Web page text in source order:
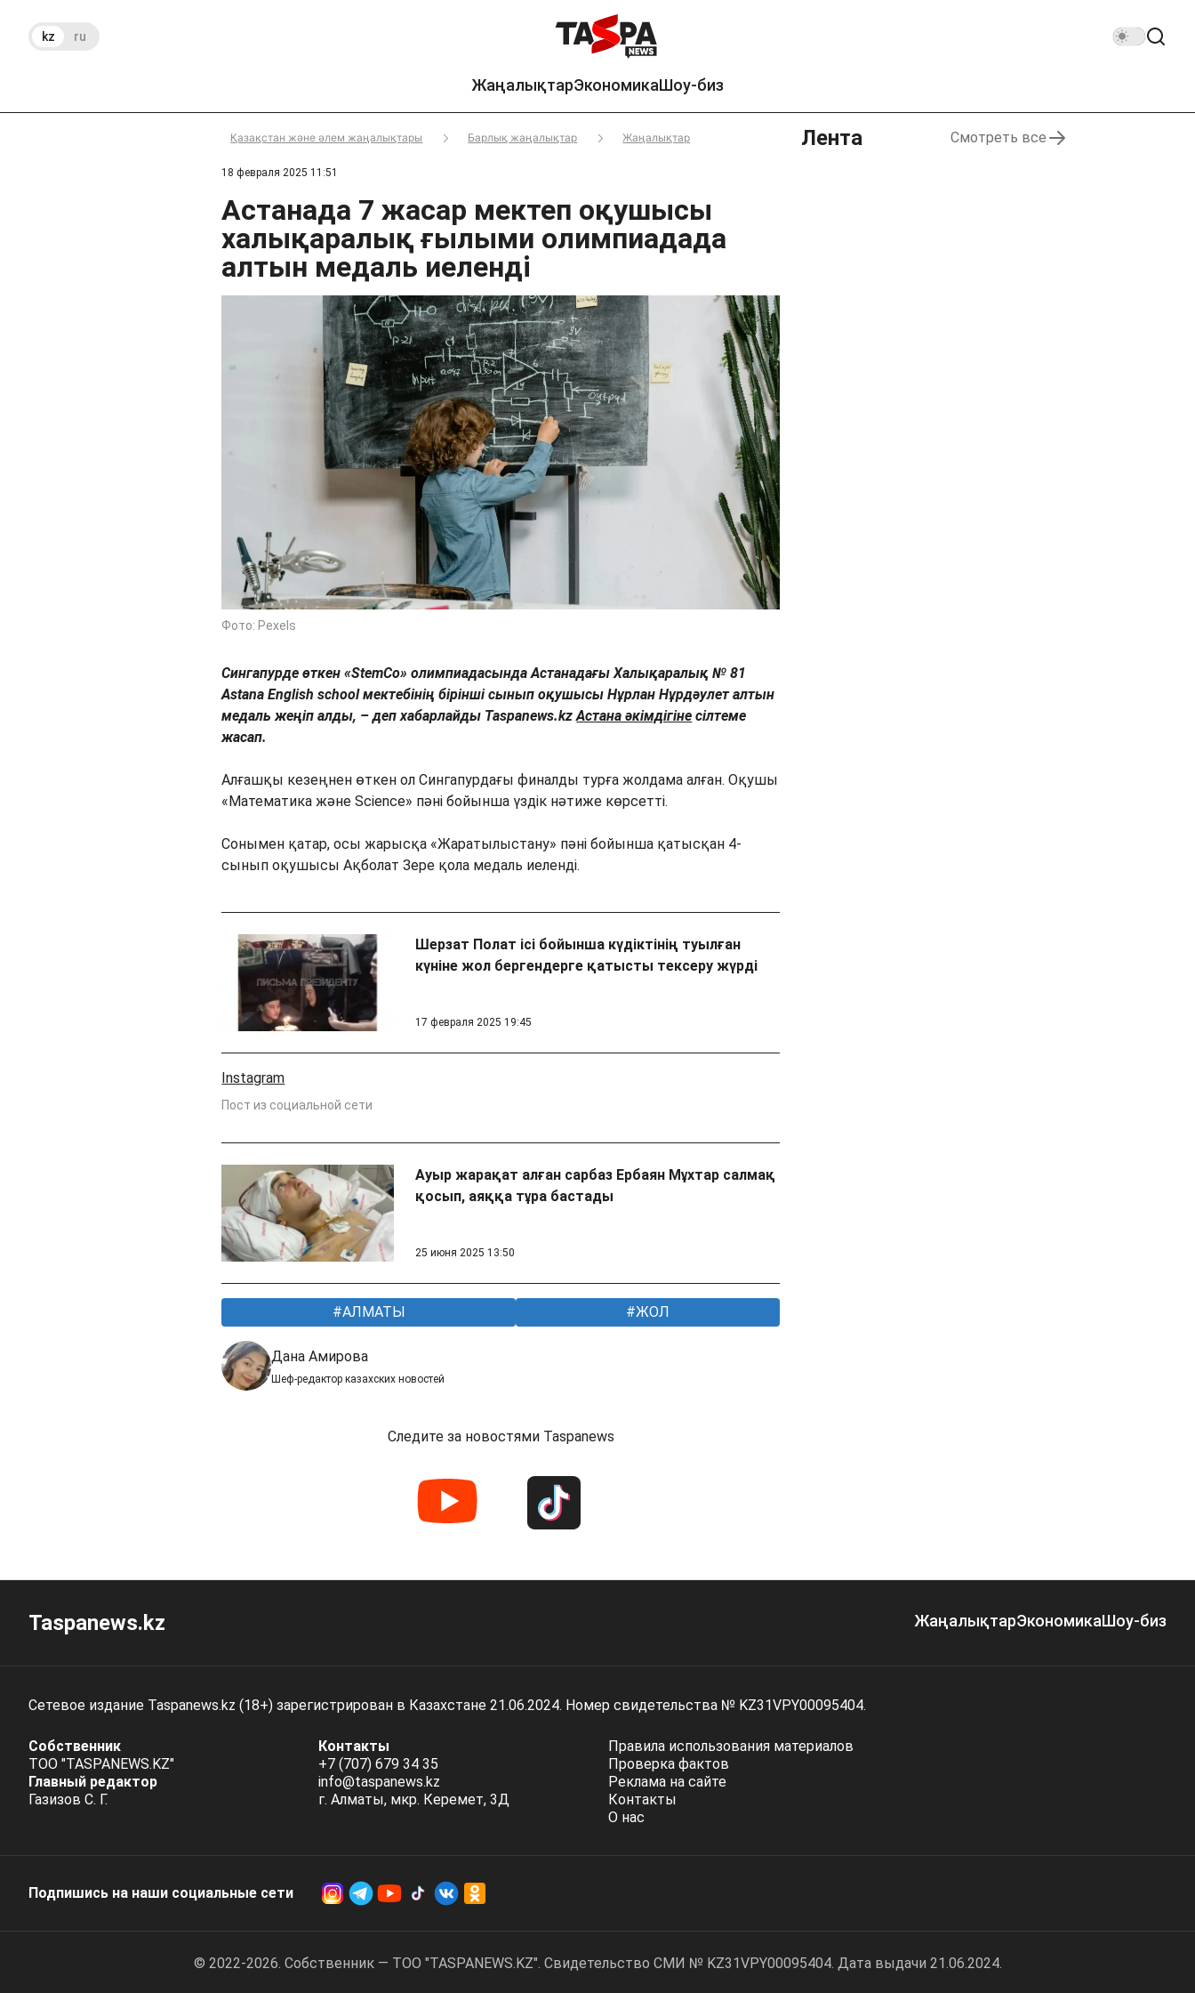
kz ru
ЖаңалықтарЭкономикаШоу-биз
Қазақстан және әлем жаңалықтары Барлық жаңалықтар Жаңалықтар
18 февраля 2025 11:51
Астанада 7 жасар мектеп оқушысы
халықаралық ғылыми олимпиадада
алтын медаль иеленді
Фото: Pexels
Сингапурде өткен «StemCо» олимпиадасында Астанадағы Халықаралық № 81
Astana English school мектебінің бірінші сынып оқушысы Нұрлан Нұрдәулет алтын
медаль жеңіп алды, – деп хабарлайды Taspanews.kzАстана әкімдігіне сілтеме
жасап.
Алғашқы кезеңнен өткен ол Сингапурдағы финалды турға жолдама алған. Оқушы
«Математика және Science» пәні бойынша үздік нәтиже көрсетті.
Сонымен қатар, осы жарысқа «Жаратылыстану» пәні бойынша қатысқан 4-
сынып оқушысы Ақболат Зере қола медаль иеленді.
Шерзат Полат ісі бойынша күдіктінің туылған
күніне жол бергендерге қатысты тексеру жүрді
17 февраля 2025 19:45
Instagram
Пост из социальной сети
Ауыр жарақат алған сарбаз Ербаян Мұхтар салмақ
қосып, аяққа тұра бастады
25 июня 2025 13:50
АЛМАТЫ ЖОЛ
Дана Амирова
Шеф-редактор казахских новостей
Следите за новостями Taspanews
Лента Смотреть все
Taspanews.kz ЖаңалықтарЭкономикаШоу-биз
Сетевое издание Taspanews.kz (18+) зарегистрирован в Казахстане 21.06.2024. Номер свидетельства № KZ31VPY00095404.
Собственник
ТОО "TASPANEWS.KZ"
Главный редактор
Газизов С. Г.
Контакты
+7 (707) 679 34 35
info@taspanews.kz
г. Алматы, мкр. Керемет, 3Д
Правила использования материалов
Проверка фактов
Реклама на сайте
Контакты
О нас
Подпишись на наши социальные cети
© 2022-2026. Собственник — ТОО "TASPANEWS.KZ". Cвидетельство СМИ № KZ31VPY00095404. Дата выдачи 21.06.2024.